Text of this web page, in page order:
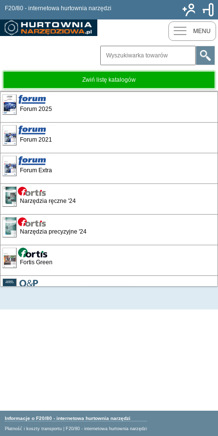
F20/80 - internetowa hurtownia narzędzi Nowy
MENU
Zwiń listę katalogów
Forum 2025
Forum 2021
Forum Extra
Narzędzia ręczne '24
Narzędzia precyzyjne '24
Fortis Green
Artykuły BHP 24/25
/4
Informacje o F20/80 - internetowa hurtownia narzędzi
Płatność i koszty transportu F20/80 - internetowa hurtownia narzędzi